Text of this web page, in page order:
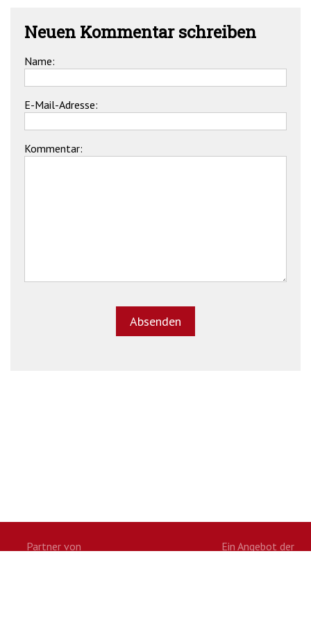
Neuen Kommentar schreiben
Name:
E-Mail-Adresse:
Kommentar:
Partner von Ein Angebot der